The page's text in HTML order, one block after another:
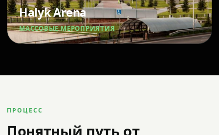
Halyk Arena
МАССОВЫЕ МЕРОПРИЯТИЯ
ПРОЦЕСС
Понятный путь от